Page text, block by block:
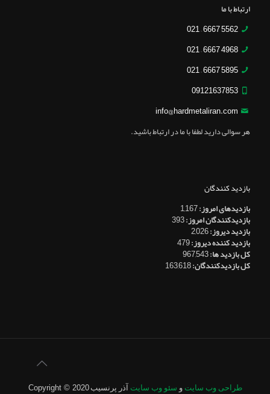
ارتباط با ما
5562 6667 – 021
4968 6667 – 021
5895 6667 – 021
09121637853
info@hardmetaliran.com
هر سوالی دارید لطفا با ما در ارتباط باشید.
بازدید کنندگان
بازدیدهای امروز:1,167
بازدیدکنندگان امروز:393
بازدید دیروز:2,026
بازدید کننده دیروز:479
کل بازدید ها:967,543
کل بازدیدکنند‌گان:163,618
طراحی وب سایت و سئو وب سایت آذر پرنسیبCopyright © 2020